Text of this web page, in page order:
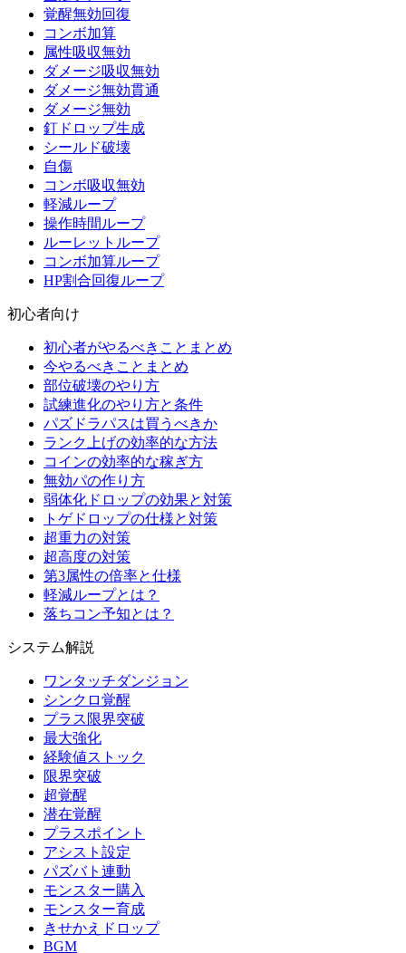
覚醒無効回復
コンボ加算
属性吸収無効
ダメージ吸収無効
ダメージ無効貫通
ダメージ無効
釘ドロップ生成
シールド破壊
自傷
コンボ吸収無効
軽減ループ
操作時間ループ
ルーレットループ
コンボ加算ループ
HP割合回復ループ
初心者向け
初心者がやるべきことまとめ
今やるべきことまとめ
部位破壊のやり方
試練進化のやり方と条件
パズドラパスは買うべきか
ランク上げの効率的な方法
コインの効率的な稼ぎ方
無効パの作り方
弱体化ドロップの効果と対策
トゲドロップの仕様と対策
超重力の対策
超高度の対策
第3属性の倍率と仕様
軽減ループとは？
落ちコン予知とは？
システム解説
ワンタッチダンジョン
シンクロ覚醒
プラス限界突破
最大強化
経験値ストック
限界突破
超覚醒
潜在覚醒
プラスポイント
アシスト設定
パズバト連動
モンスター購入
モンスター育成
きせかえドロップ
BGM